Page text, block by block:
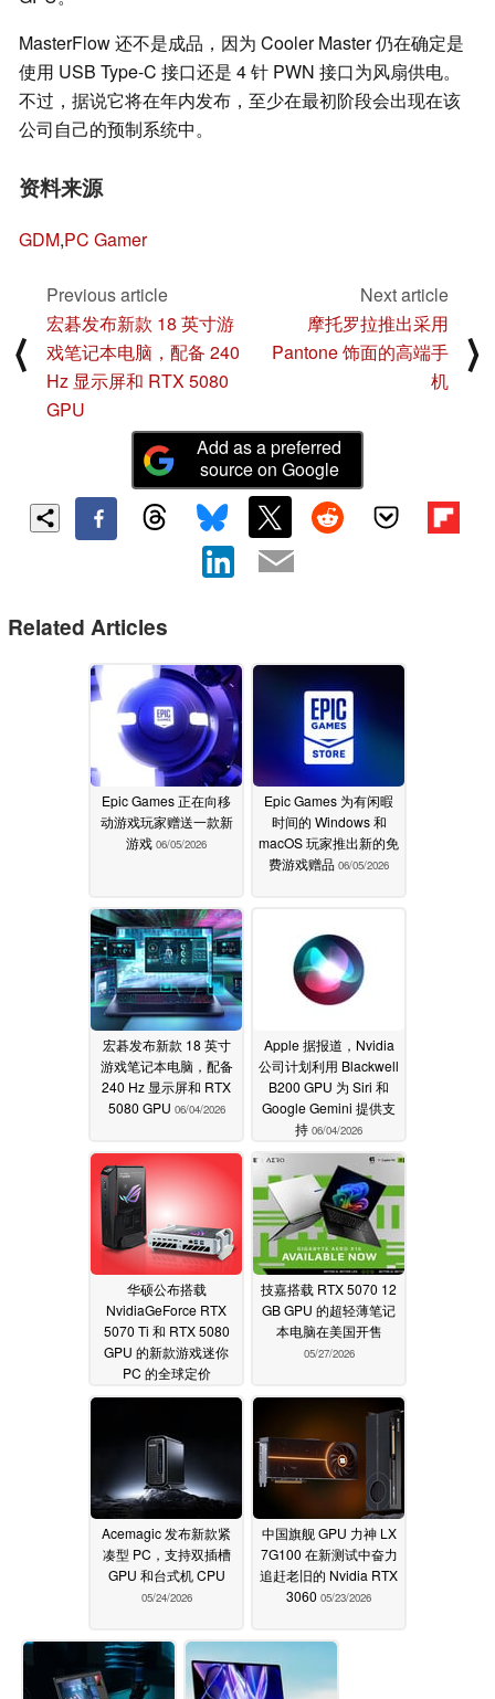
MasterFlow 还不是成品，因为 Cooler Master 仍在确定是
使用 USB Type-C 接口还是 4 针 PWN 接口为风扇供电。
不过，据说它将在年内发布，至少在最初阶段会出现在该
公司自己的预制系统中。
资料来源
GDM,PC Gamer
⟨
Previous article
宏碁发布新款 18 英寸游
戏笔记本电脑，配备 240
Hz 显示屏和 RTX 5080
GPU
Next article
摩托罗拉推出采用
Pantone 饰面的高端手
机
⟩
Add as a preferred
source on Google
Related Articles
Epic Games 正在向移
动游戏玩家赠送一款新
游戏 06/05/2026
Epic Games 为有闲暇
时间的 Windows 和
macOS 玩家推出新的免
费游戏赠品 06/05/2026
宏碁发布新款 18 英寸
游戏笔记本电脑，配备
240 Hz 显示屏和 RTX
5080 GPU 06/04/2026
Apple 据报道，Nvidia
公司计划利用 Blackwell
B200 GPU 为 Siri 和
Google Gemini 提供支
持 06/04/2026
华硕公布搭载
NvidiaGeForce RTX
5070 Ti 和 RTX 5080
GPU 的新款游戏迷你
PC 的全球定价
06/02/2026
技嘉搭载 RTX 5070 12
GB GPU 的超轻薄笔记
本电脑在美国开售
05/27/2026
Acemagic 发布新款紧
凑型 PC，支持双插槽
GPU 和台式机 CPU
05/24/2026
中国旗舰 GPU 力神 LX
7G100 在新测试中奋力
追赶老旧的 Nvidia RTX
3060 05/23/2026